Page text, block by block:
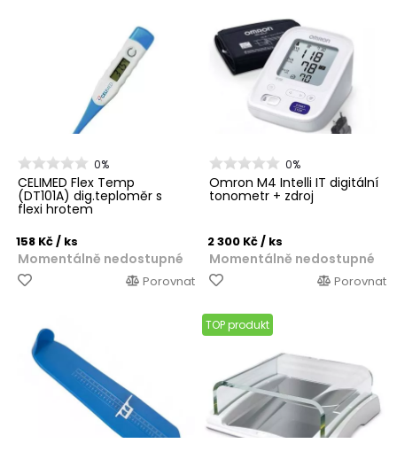
0%
CELIMED Flex Temp
(DT101A) dig.teploměr s
flexi hrotem
158 Kč/ ks
Momentálně nedostupné
Porovnat
0%
Omron M4 Intelli IT digitální
tonometr + zdroj
2 300 Kč/ ks
Momentálně nedostupné
Porovnat
TOP produkt